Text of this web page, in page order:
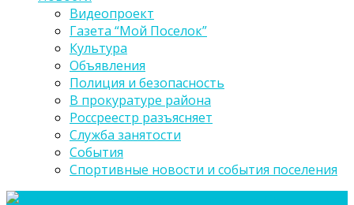
Видеопроект
Газета “Мой Поселок”
Культура
Объявления
Полиция и безопасность
В прокуратуре района
Россреестр разъясняет
Служба занятости
События
Спортивные новости и события поселения